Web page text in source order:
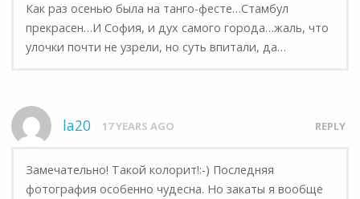
Как раз осенью была на танго-фесте…Стамбул
прекрасен…И София, и дух самого города…жаль, что
улочки почти не узрели, но суть впитали, да…
la20 17 YEARS AGO REPLY
Замечательно! Такой колорит!:-) Последняя
фотография особенно чудесна. Но закаты я вообще